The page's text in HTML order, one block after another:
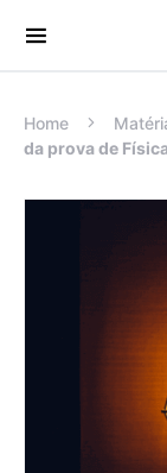
Procurar:
Home
da prova de